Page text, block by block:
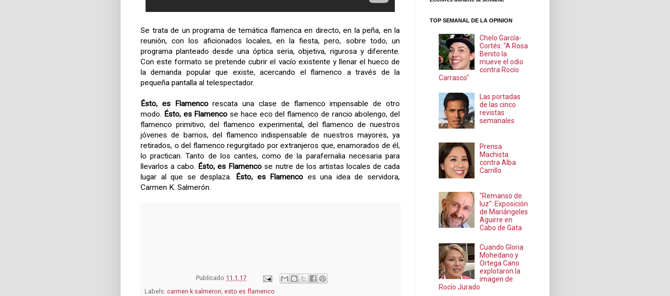
Se trata de un programa de temática flamenca en directo, en la peña, en la
reunión, con los aficionados locales, en la fiesta, pero, sobre todo, un
programa planteado desde una óptica seria, objetiva, rigurosa y diferente.
Con este formato se pretende cubrir el vacío existente y llenar el hueco de
la demanda popular que existe, acercando el flamenco a través de la
pequeña pantalla al telespectador.
Ésto, es Flamencorescata una clase de flamenco impensable de otro
modo. Ésto, es Flamenco se hace eco del flamenco de rancio abolengo, del
flamenco primitivo, del flamenco experimental, del flamenco de nuestros
jóvenes de barrios, del flamenco indispensable de nuestros mayores, ya
retirados, o del flamenco regurgitado por extranjeros que, enamorados de él,
lo practican. Tanto de los cantes, como de la parafernalia necesaria para
llevarlos a cabo. Ésto, es Flamenco se nutre de los artistas locales de cada
lugar al que se desplaza.
Ésto, es Flamenco es una idea de servidora,
Carmen K. Salmerón.
Publicado 11.1.17
Labels: carmen k salmeron, esto es flamenco
TOP SEMANAL DE LA OPINION
Chelo García-
Cortés: "A Rosa
Benito la
mueve el odio
contra Rocío
Carrasco"
Las portadas
de las cinco
revistas
semanales
Prensa
Machista
contra Alba
Carrillo
"Remanso de
luz": Exposición
de Mariángeles
Aguirre en
Cabo de Gata
Cuando Gloria
Mohedano y
Ortega Cano
explotaron la
imagen de
Rocío Jurado